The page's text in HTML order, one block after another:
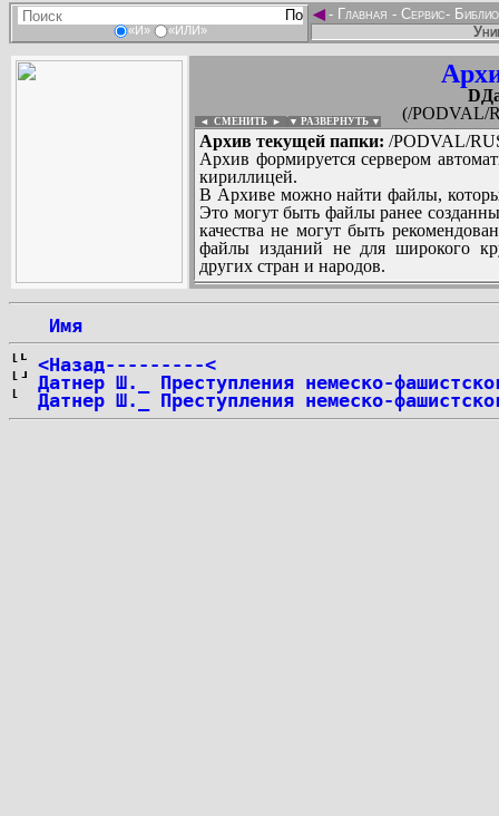
«И» «ИЛИ»
◄- Главная - Сервис-
(/PODVAL/
◄ СМЕНИТЬ ► ▼ РАЗВЕРНУТЬ ▼
Архив текущей папки: /PODVAL/
Архив формируется сервером
кириллицей.
В Архиве можно найти файлы,
Это могут быть файлы ранее
качества не могут быть
файлы изданий не для широкого
других стран и народов.
Имя
<Назад---------<
Датнер Ш._ Преступления немеско-
Датнер Ш._ Преступления немеско-